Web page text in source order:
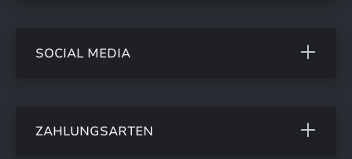
SOCIAL MEDIA
ZAHLUNGSARTEN